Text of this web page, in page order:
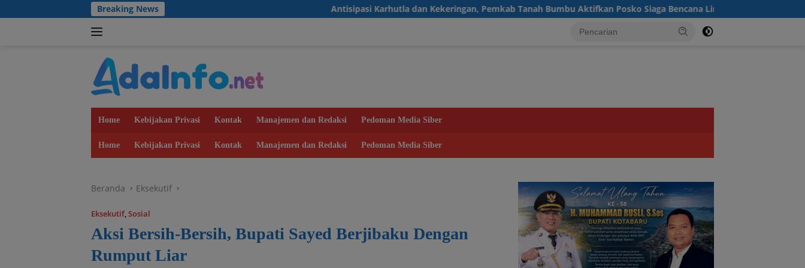
ke
Breaking News Antisipasi Karhutla dan Kekeringan, Pemkab Tanah Bumbu Aktifkan Posko Siaga Bencana Lintas Sektor
Home Kebijakan Privasi Kontak Manajemen dan Redaksi Pedoman Media Siber
Home Kebijakan Privasi Kontak Manajemen dan Redaksi Pedoman Media Siber
Beranda Eksekutif
Eksekutif,Sosial
Aksi Bersih-Bersih, Bupati Sayed Berjibaku Dengan
Rumput Liar